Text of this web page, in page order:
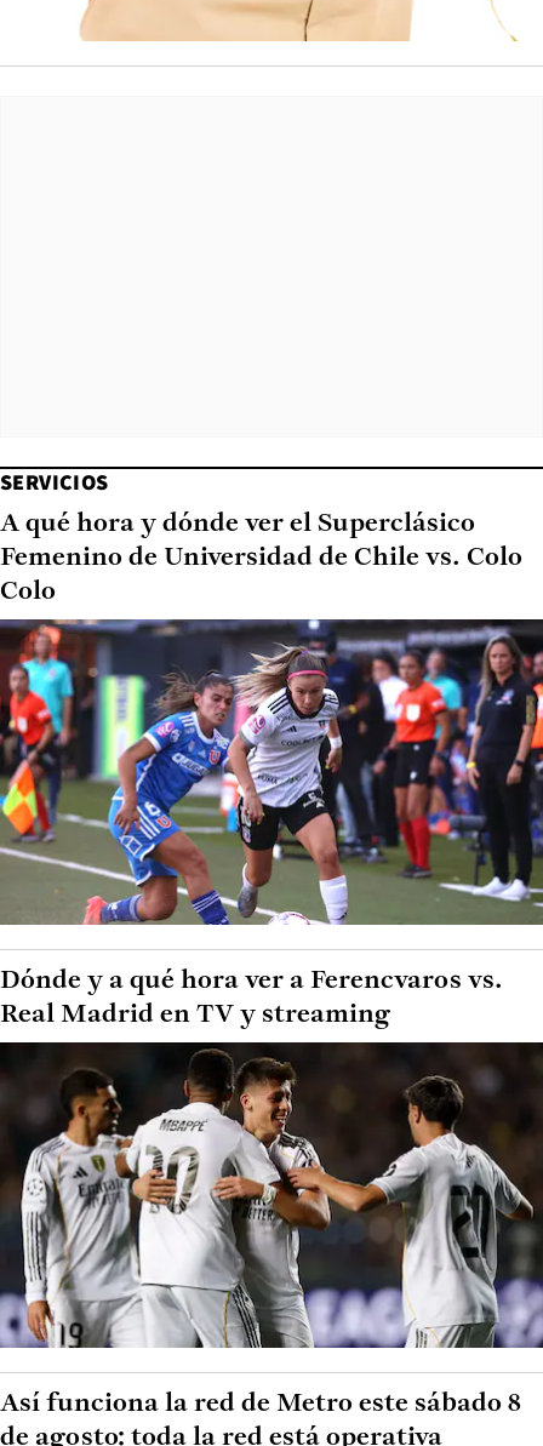
SERVICIOS
A qué hora y dónde ver el Superclásico
Femenino de Universidad de Chile vs. Colo
Colo
Dónde y a qué hora ver a Ferencvaros vs.
Real Madrid en TV y streaming
Así funciona la red de Metro este sábado 8
de agosto: toda la red está operativa